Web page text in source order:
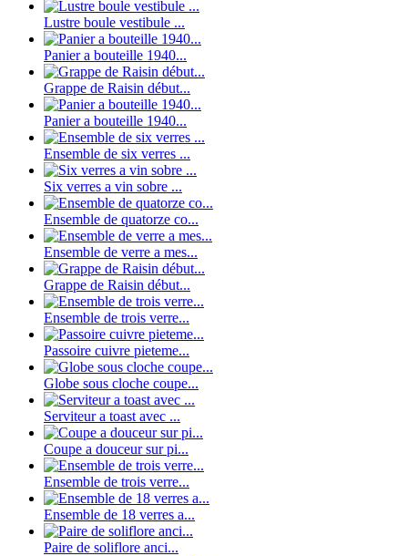
Lustre boule vestibule ...
Panier a bouteille 1940...
Grappe de Raisin début...
Panier a bouteille 1940...
Ensemble de six verres ...
Six verres a vin sobre ...
Ensemble de quatorze co...
Ensemble de verre a mes...
Grappe de Raisin début...
Ensemble de trois verre...
Passoire cuivre pieteme...
Globe sous cloche coupe...
Serviteur a toast avec ...
Coupe a douceur sur pi...
Ensemble de trois verre...
Ensemble de 18 verres a...
Paire de soliflore anci...